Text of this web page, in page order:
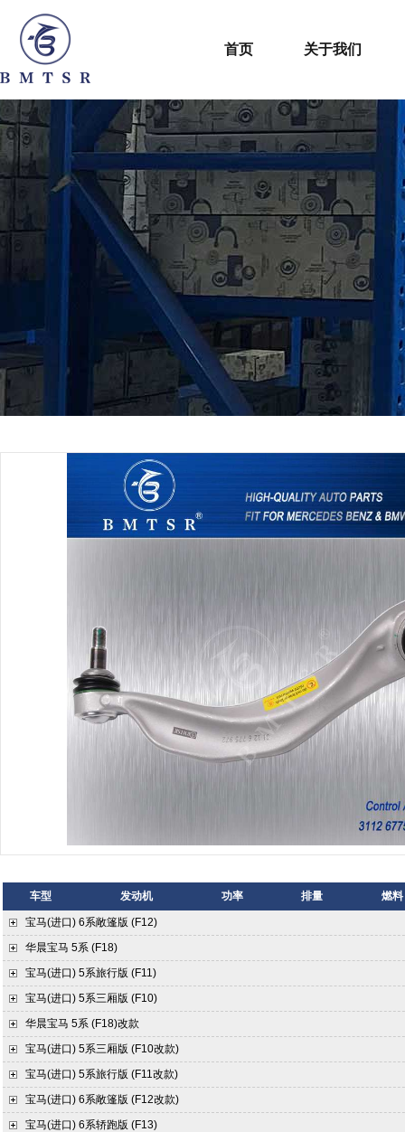
首页 关于我们
车型 发动机 功率 排量 燃料
宝马(进口) 6系敞篷版 (F12)
华晨宝马 5系 (F18)
宝马(进口) 5系旅行版 (F11)
宝马(进口) 5系三厢版 (F10)
华晨宝马 5系 (F18)改款
宝马(进口) 5系三厢版 (F10改款)
宝马(进口) 5系旅行版 (F11改款)
宝马(进口) 6系敞篷版 (F12改款)
宝马(进口) 6系轿跑版 (F13)